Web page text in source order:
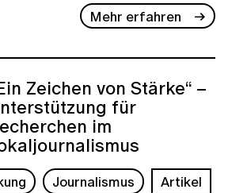
Mehr erfahren
Zeichen von Stärke“ –
für
im
Journalismus Artikel